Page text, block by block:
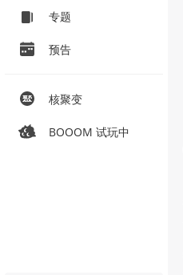
专题
预告
核聚变
BOOOM 试玩中